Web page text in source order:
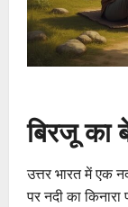
बिरजू का
उत्तर भारत में एक
पर नदी का